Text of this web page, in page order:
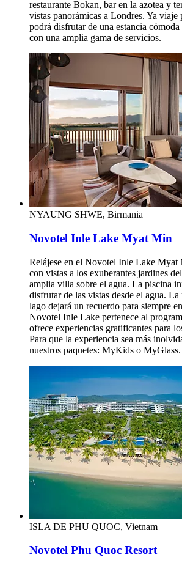
restaurante Bōkan, bar en la azotea y
vistas panorámicas a Londres. Ya viaje
podrá disfrutar de una estancia
con una amplia gama de servicios.
NYAUNG SHWE, Birmania
Novotel Inle Lake Myat Min
Relájese en el Novotel Inle Lake Myat
con vistas a los exuberantes jardines
amplia villa sobre el agua. La piscina
disfrutar de las vistas desde el agua. La
lago dejará un recuerdo para siempre
Novotel Inle Lake pertenece al
ofrece experiencias gratificantes para
Para que la experiencia sea más
nuestros paquetes: MyKids o MyGlass.
ISLA DE PHU QUOC, Vietnam
Novotel Phu Quoc Resort